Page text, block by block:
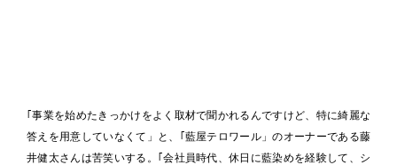
｢事業を始めたきっかけをよく取材で聞かれるんですけど、特に綺麗な
答えを用意していなくて」と、｢藍屋テロワール」のオーナーである藤
井健太さんは苦笑いする。｢会社員時代、休日に藍染めを経験して、シ